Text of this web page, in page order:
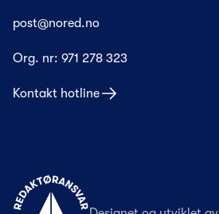
post@nored.no
Org. nr: 971 278 323
Kontakt hotline
Til forsiden